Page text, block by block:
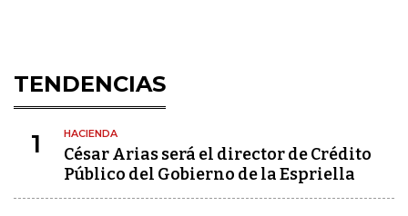
TENDENCIAS
1 HACIENDA
César Arias será el director de Crédito
Público del Gobierno de la Espriella